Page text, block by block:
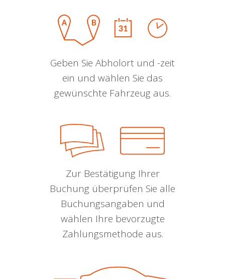
Geben Sie Abholort und -zeit
ein und wählen Sie das
gewünschte Fahrzeug aus.
Zur Bestätigung Ihrer
Buchung überprüfen Sie alle
Buchungsangaben und
wählen Ihre bevorzugte
Zahlungsmethode aus.